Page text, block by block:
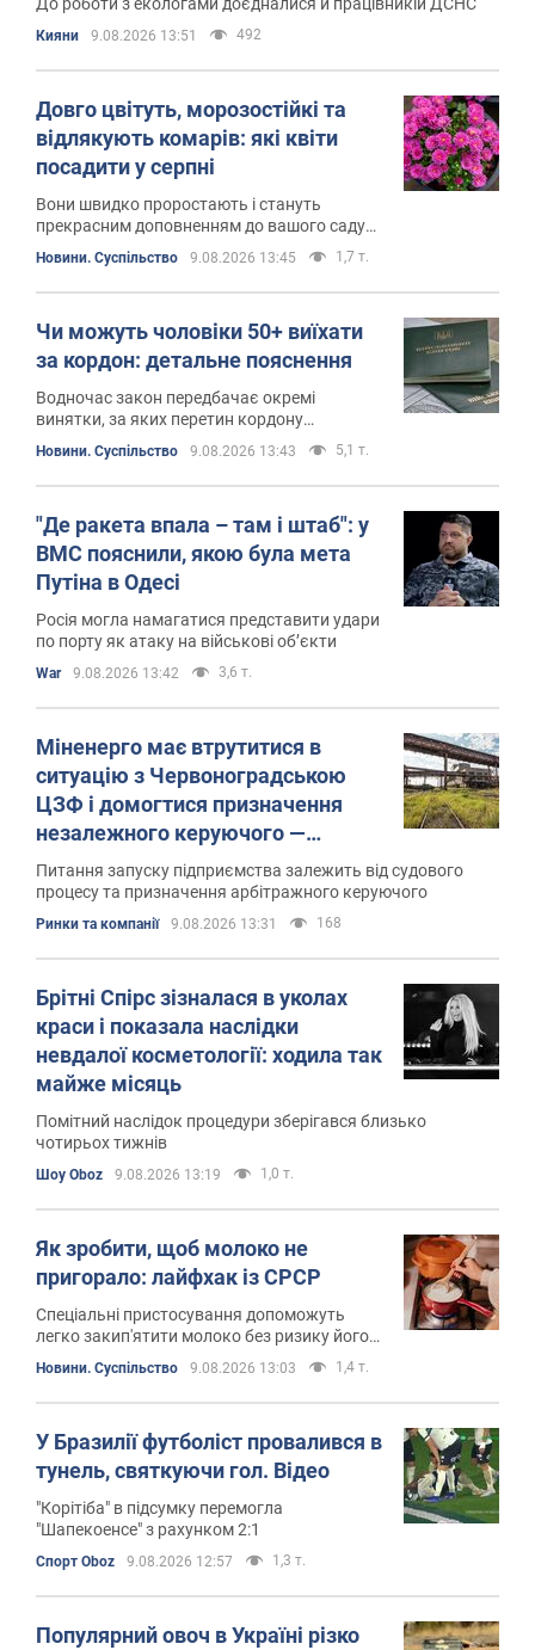
Кияни 9.08.2026 13:51 492
Довго цвітуть, морозостійкі та
відлякують комарів: які квіти
посадити у серпні
Вони швидко проростають і стануть
прекрасним доповненням до вашого саду
Новини. Суспільство 9.08.2026 13:45 1,7 т.
Чи можуть чоловіки 50+ виїхати
за кордон: детальне пояснення
Водночас закон передбачає окремі
винятки, за яких перетин кордону
Новини. Суспільство 9.08.2026 13:43 5,1 т.
"Де ракета впала – там і штаб": у
ВМС пояснили, якою була мета
Путіна в Одесі
Росія могла намагатися представити удари
по порту як атаку на військові об’єкти
War 9.08.2026 13:42 3,6 т.
Міненерго має втрутитися в
ситуацію з Червоноградською
ЦЗФ і домогтися призначення
незалежного керуючого —
депутат
Питання запуску підприємства залежить від судового
процесу та призначення арбітражного керуючого
Ринки та компанії 9.08.2026 13:31 168
Брітні Спірс зізналася в уколах
краси і показала наслідки
невдалої косметології: ходила так
майже місяць
Помітний наслідок процедури зберігався близько
чотирьох тижнів
Шоу Oboz 9.08.2026 13:19 1,0 т.
Як зробити, щоб молоко не
пригорало: лайфхак із СРСР
Спеціальні пристосування допоможуть
легко закип'ятити молоко без ризику його
збігання чи підгоряння
Новини. Суспільство 9.08.2026 13:03 1,4 т.
У Бразилії футболіст провалився в
тунель, святкуючи гол. Відео
"Корітіба" в підсумку перемогла
"Шапекоенсе" з рахунком 2:1
Спорт Oboz 9.08.2026 12:57 1,3 т.
Популярний овоч в Україні різко